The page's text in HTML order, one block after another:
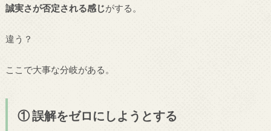
誠実さが否定される感じがする。
違う？
ここで大事な分岐がある。
① 誤解をゼロにしようとする